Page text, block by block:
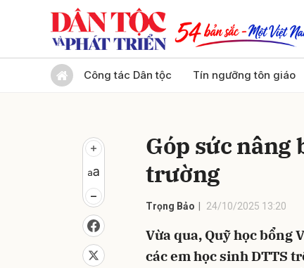
Công tác Dân tộc Tín ngưỡng tôn giáo
Góp sức nâng
trường
Trọng Bảo 24/10/2025 13:20
Vừa qua, Quỹ học bổng
các em học sinh DTTS